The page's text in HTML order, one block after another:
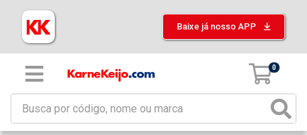
Baixe já nosso APP
0